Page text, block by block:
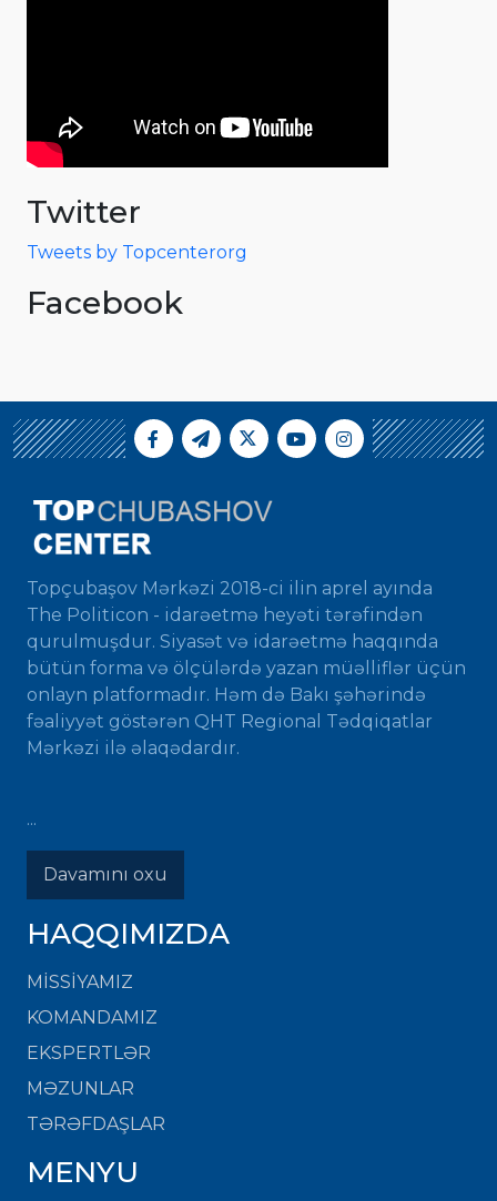
Twitter
Tweets by Topcenterorg
Facebook
Topçubaşov Mərkəzi 2018-ci ilin aprel ayında
The Politicon - idarəetmə heyəti tərəfindən
qurulmuşdur. Siyasət və idarəetmə haqqında
bütün forma və ölçülərdə yazan müəlliflər üçün
onlayn platformadır. Həm də Bakı şəhərində
fəaliyyət göstərən QHT Regional Tədqiqatlar
Mərkəzi ilə əlaqədardır.
...
Davamını oxu
HAQQIMIZDA
MISSIYAMIZ
KOMANDAMIZ
EKSPERTLƏR
MƏZUNLAR
TƏRƏFDAŞLAR
MENYU